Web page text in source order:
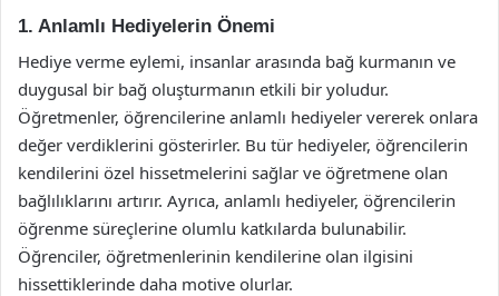
1. Anlamlı Hediyelerin Önemi
Hediye verme eylemi, insanlar arasında bağ kurmanın ve
duygusal bir bağ oluşturmanın etkili bir yoludur.
Öğretmenler, öğrencilerine anlamlı hediyeler vererek onlara
değer verdiklerini gösterirler. Bu tür hediyeler, öğrencilerin
kendilerini özel hissetmelerini sağlar ve öğretmene olan
bağlılıklarını artırır. Ayrıca, anlamlı hediyeler, öğrencilerin
öğrenme süreçlerine olumlu katkılarda bulunabilir.
Öğrenciler, öğretmenlerinin kendilerine olan ilgisini
hissettiklerinde daha motive olurlar.